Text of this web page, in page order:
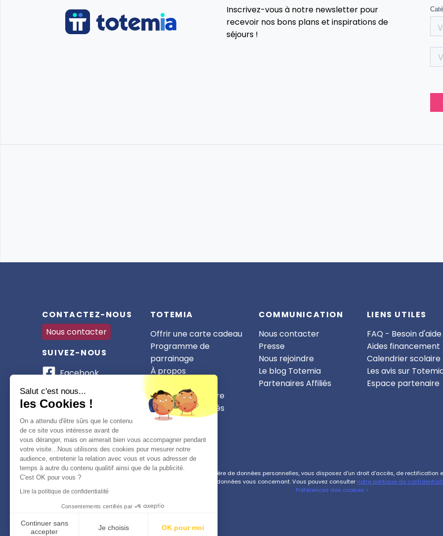
Inscrivez-vous à notre newsletter pour
recevoir nos bons plans et inspirations de
séjours !
CONTACTEZ-NOUS
Nous contacter
SUIVEZ-NOUS
Facebook
Instagram
WhatsApp
TikTok
TOTEMIA
Offrir une carte cadeau
Programme de
parrainage
À propos
Devenir partenaire
CSE et collectivités
COMMUNICATION
Nous contacter
Presse
Nous rejoindre
Le blog Totemia
Partenaires Affiliés
LIENS UTILES
FAQ - Besoin d'aide
Aides financement
Calendrier scolaire
Les avis sur
Espace partenaire
Conformément à la réglementation applicable en matière de données personnelles, vous disposez d'un droit d'accès, de
données vous concernant. Vous pouvez consulter notre politique de
Préférences des cookies >
Salut c'est nous...
les Cookies !
On a attendu d'être sûrs que le contenu
de ce site vous intéresse avant de
vous déranger, mais on aimerait bien vous accompagner pendant
votre visite...Nous utilisons des cookies pour mesurer notre
audience, entretenir la relation avec vous et vous adresser de
temps à autre du contenu qualitif ainsi que de la publicité.
C'est OK pour vous ?
Lire la politique de confidentialité
Consentements certifiés par
Continuer sans
accepter
Je choisis OK pour moi